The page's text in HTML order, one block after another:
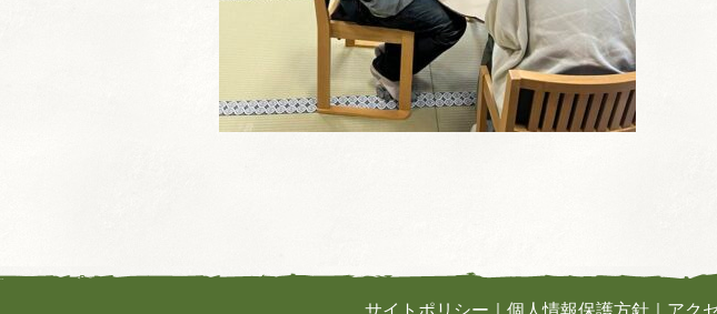
サイトポリシー 個人情報保護方針 アク